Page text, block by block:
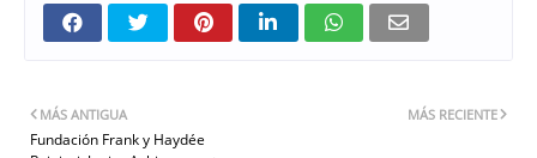
MÁS RECIENTE
MÁS ANTIGUA
Fundación Frank y Haydée